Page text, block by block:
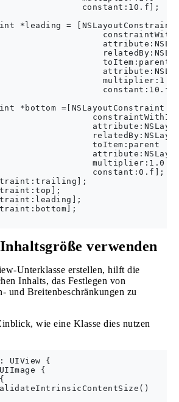
constant:10.f];
*leading = [NSLayoutConstraint
toItem:parent
multiplier:1.0
*bottom =[NSLayoutConstraint
toItem:parent
multiplier:1.0
constant:0.f];
verwenden
Unterklasse erstellen, hilft die
Inhalts, das Festlegen von
und Breitenbeschränkungen zu
wie eine Klasse dies nutzen
UIView {
{